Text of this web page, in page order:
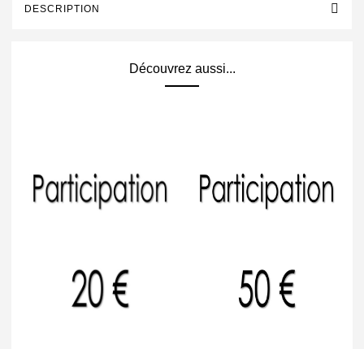
DESCRIPTION
Découvrez aussi...